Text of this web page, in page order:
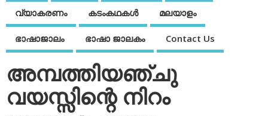
വ്യാകരണം കടംകഥകള്‍ മലയാളം
ഭാഷാജാലം ഭാഷാ ജാലകം Contact Us
അമ്പത്തിയഞ്ചു
വയസ്സിന്റെ നിറം